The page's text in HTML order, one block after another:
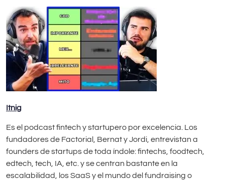
Itnig
Es el podcast fintech y startupero por excelencia. Los
fundadores de Factorial, Bernat y Jordi, entrevistan a
founders de startups de toda índole: fintechs, foodtech,
edtech, tech, IA, etc. y se centran bastante en la
escalabilidad, los SaaS y el mundo del fundraising o